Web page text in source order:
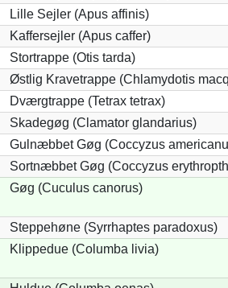
Lille Sejler (Apus affinis)
Kaffersejler (Apus caffer)
Stortrappe (Otis tarda)
Østlig Kravetrappe (Chlamydotis
Dværgtrappe (Tetrax tetrax)
Skadegøg (Clamator glandarius)
Gulnæbbet Gøg (Coccyzus
Sortnæbbet Gøg (Coccyzus
Gøg (Cuculus canorus)
Steppehøne (Syrrhaptes paradoxus)
Klippedue (Columba livia)